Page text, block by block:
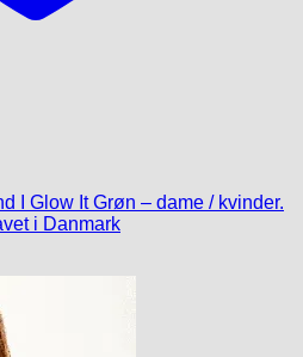
I Glow It Grøn – dame / kvinder.
i Danmark